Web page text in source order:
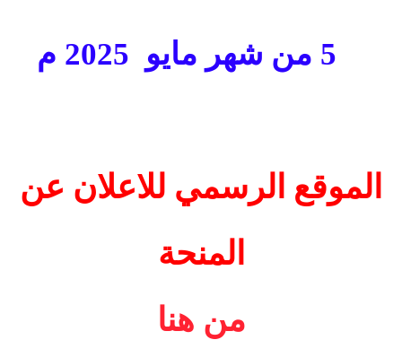
5 من شهر مايو 2025 م
الموقع الرسمي للاعلان عن
المنحة
من هنا